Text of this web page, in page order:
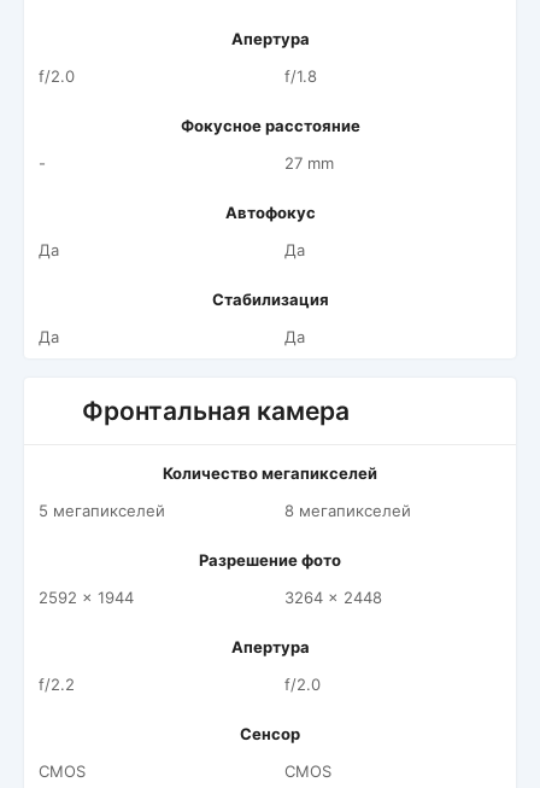
Апертура
f/2.0
f/1.8
Фокусное расстояние
-
27 mm
Автофокус
Да
Да
Стабилизация
Да
Да
Фронтальная камера
Количество мегапикселей
5 мегапикселей
8 мегапикселей
Разрешение фото
2592 x 1944
3264 x 2448
Апертура
f/2.2
f/2.0
Сенсор
CMOS
CMOS